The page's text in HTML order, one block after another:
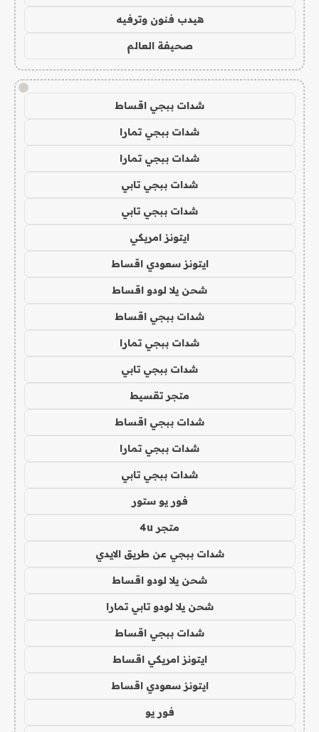
هيدب فنون وترفيه
صحيفة العالم
!
شدات ببجي اقساط
شدات ببجي تمارا
شدات ببجي تمارا
شدات ببجي تابي
شدات ببجي تابي
ايتونز امريكي
ايتونز سعودي اقساط
شحن يلا لودو اقساط
شدات ببجي اقساط
شدات ببجي تمارا
شدات ببجي تابي
متجر تقسيط
شدات ببجي اقساط
شدات ببجي تمارا
شدات ببجي تابي
فور يو ستور
متجر 4u
شدات ببجي عن طريق الايدي
شحن يلا لودو اقساط
شحن يلا لودو تابي تمارا
شدات ببجي اقساط
ايتونز امريكي اقساط
ايتونز سعودي اقساط
فور يو